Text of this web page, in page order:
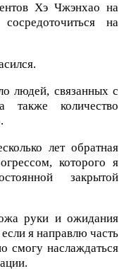
Хэ Чжэнхао на
на
людей, связанных с
также количество
лет обратная
которого я
закрытой
руки и ожидания
я направлю часть
смогу наслаждаться